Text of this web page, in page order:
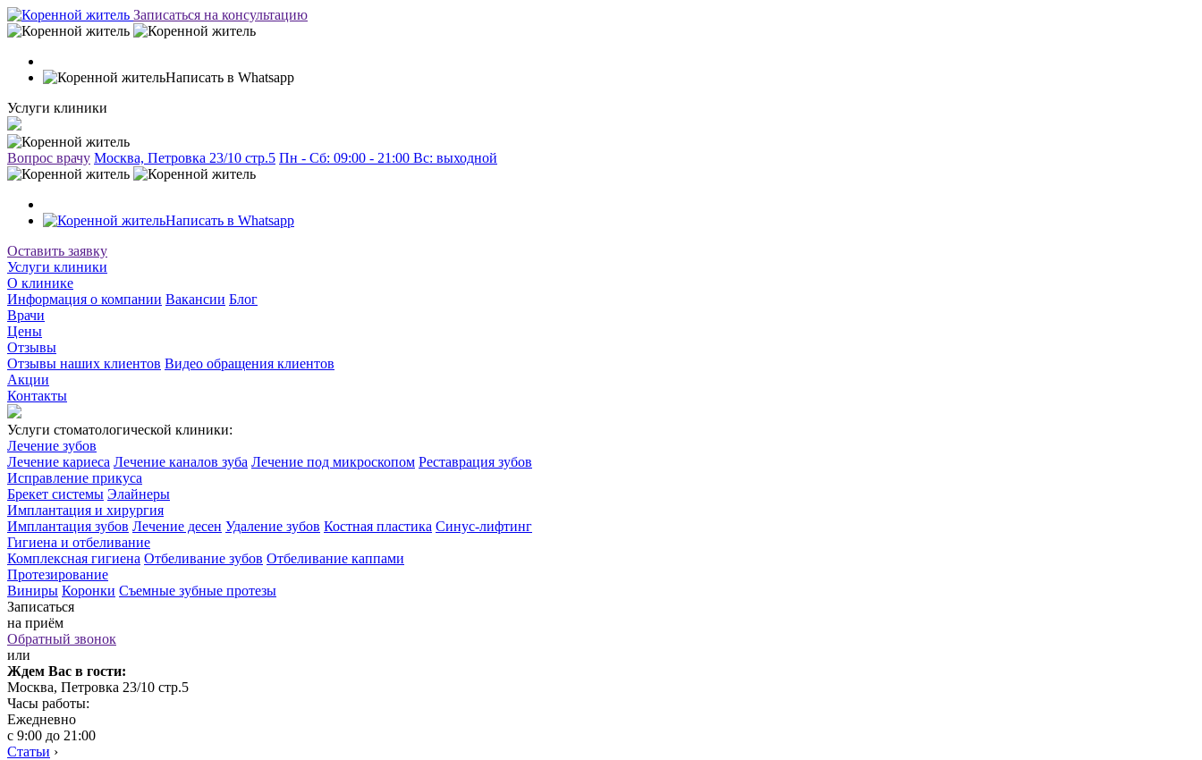
Записаться на консультацию
Написать в Whatsapp
Услуги клиники
Вопрос врачу Москва, Петровка 23/10 стр.5 Пн - Сб: 09:00 - 21:00 Вc: выходной
Написать в Whatsapp
Оставить заявку
Услуги клиники
О клинике
Информация о компании Вакансии Блог
Врачи
Цены
Отзывы
Отзывы наших клиентов Видео обращения клиентов
Акции
Контакты
Услуги стоматологической клиники:
Лечение зубов
Лечение кариеса Лечение каналов зуба Лечение под микроскопом Реставрация зубов
Исправление прикуса
Брекет системы Элайнеры
Имплантация и хирургия
Имплантация зубов Лечение десен Удаление зубов Костная пластика Синус-лифтинг
Гигиена и отбеливание
Комплексная гигиена Отбеливание зубов Отбеливание каппами
Протезирование
Виниры Коронки Съемные зубные протезы
Записаться
на приём
Обратный звонок
или
Ждем Вас в гости:
Москва, Петровка 23/10 стр.5
Часы работы:
Ежедневно
с 9:00 до 21:00
Статьи ›